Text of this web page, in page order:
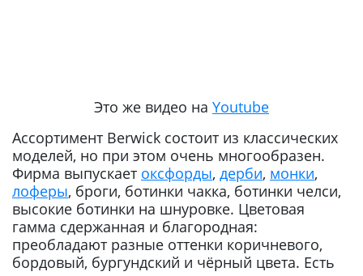
Это же видео на Youtube
Ассортимент Berwick состоит из классических
моделей, но при этом очень многообразен.
Фирма выпускает оксфорды, дерби, монки,
лоферы, броги, ботинки чакка, ботинки челси,
высокие ботинки на шнуровке. Цветовая
гамма сдержанная и благородная:
преобладают разные оттенки коричневого,
бордовый, бургундский и чёрный цвета. Есть